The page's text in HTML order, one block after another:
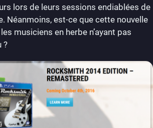
lors de leurs sessions endiablées de
Néanmoins, est-ce que cette nouvelle
musiciens en herbe n’ayant pas
?